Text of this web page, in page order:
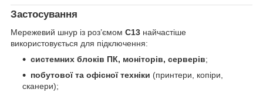
Застосування
Мережевий шнур із роз’ємом C13 найчастіше
використовується для підключення:
системних блоків ПК, моніторів, серверів;
побутової та офісної техніки (принтери, копіри,
сканери);